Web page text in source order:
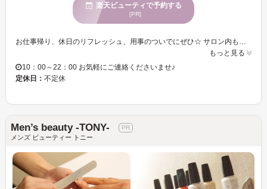
楽天ビューティで予約する
[PR]
もっと見る
10：00～22：00 お気軽にご連絡くださいませ♪
定休日： 不定休
Men’s beauty -TONY-
メンズ ビューティー トニー